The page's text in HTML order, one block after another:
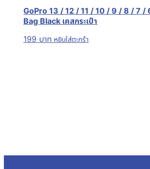
GoPro 13 / 12 / 11 / 10 / 9 / 8 / 7
Bag Black เคสกระเป๋า
199 บาท หยิบใส่ตะกร้า